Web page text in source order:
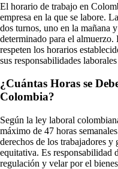
El horario de trabajo en
empresa en la que se labore.
dos turnos, uno en la mañana
determinado para el almuerzo.
respeten los horarios
sus responsabilidades
¿Cuántas Horas se
Colombia?
Según la ley laboral
máximo de 47 horas
derechos de los trabajadores
equitativa. Es responsabilidad
regulación y velar por el